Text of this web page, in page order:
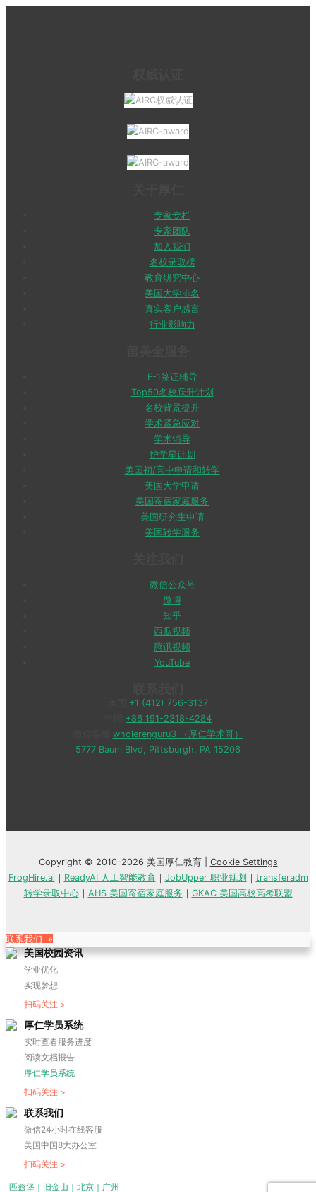
专家专栏
专家团队
加入我们
名校录取榜
教育研究中心
美国大学排名
真实客户感言
行业影响力
F-1签证辅导
Top50名校跃升计划
名校背景提升
学术紧急应对
学术辅导
护学星计划
美国初/高中申请和转学
美国大学申请
美国寄宿家庭服务
美国研究生申请
美国转学服务
微信公众号
微博
知乎
西瓜视频
腾讯视频
YouTube
+1 (412) 756-3137
+86 191-2318-4284
wholerenguru3 （厚仁学术哥）
5777 Baum Blvd, Pittsburgh, PA 15206
Copyright © 2010-2026 美国厚仁教育 | Cookie Settings
FrogHire.ai｜ ReadyAI 人工智能教育｜ JobUpper 职业规划 ｜ transferadm
转学录取中心｜ AHS 美国寄宿家庭服务 ｜ GKAC 美国高校高考联盟
联系我们 »
美国校园资讯
学业优化
实现梦想
扫码关注 >
厚仁学员系统
实时查看服务进度
阅读文档报告
厚仁学员系统
扫码关注 >
联系我们
微信24小时在线客服
美国中国8大办公室
扫码关注 >
匹兹堡｜旧金山｜北京｜广州